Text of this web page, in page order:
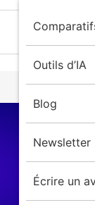
Outils d’IA
Blog
Newsletter
Écrire un